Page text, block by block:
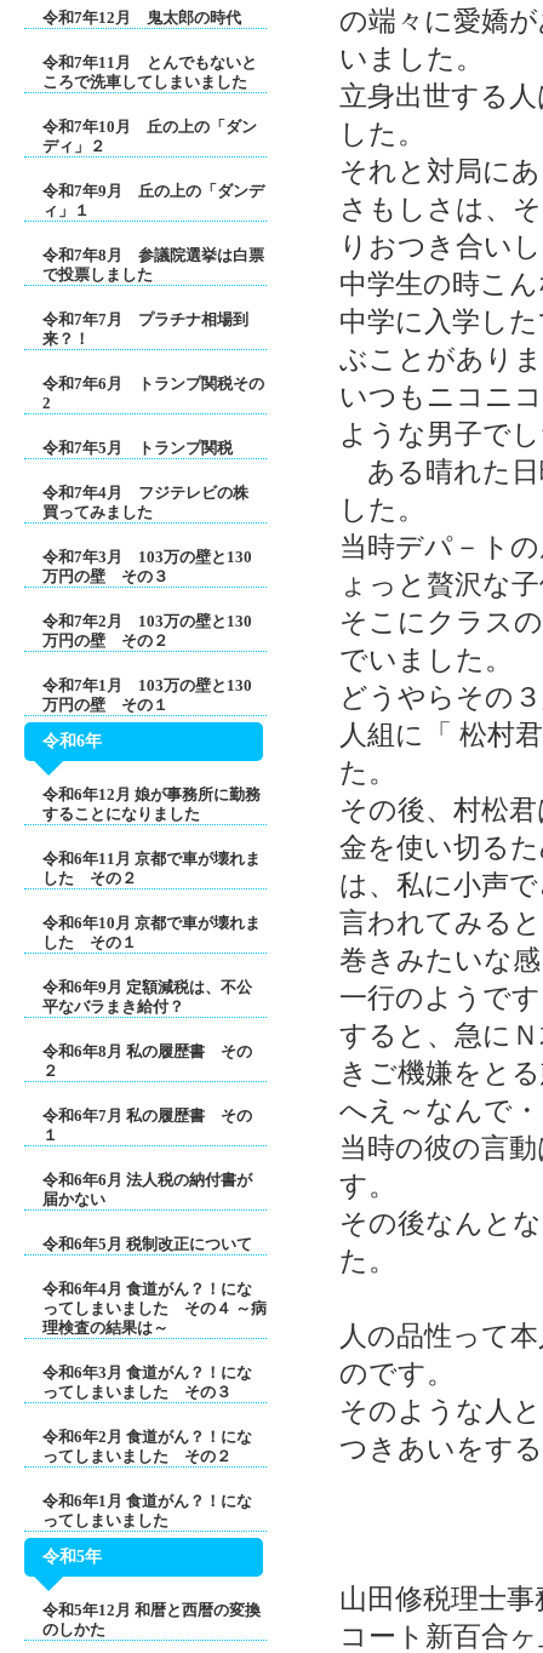
令和7年12月 鬼太郎の時代
令和7年11月 とんでもないと
ころで洗車してしまいました
令和7年10月 丘の上の「ダン
ディ」２
令和7年9月 丘の上の「ダンデ
ィ」１
令和7年8月 参議院選挙は白票
で投票しました
令和7年7月 プラチナ相場到
来？！
令和7年6月 トランプ関税その
2
令和7年5月 トランプ関税
令和7年4月 フジテレビの株
買ってみました
令和7年3月 103万の壁と130
万円の壁 その３
令和7年2月 103万の壁と130
万円の壁 その２
令和7年1月 103万の壁と130
万円の壁 その１
令和6年
令和6年12月 娘が事務所に勤務
することになりました
令和6年11月 京都で車が壊れま
した その２
令和6年10月 京都で車が壊れま
した その１
令和6年9月 定額減税は、不公
平なバラまき給付？
令和6年8月 私の履歴書 その
２
令和6年7月 私の履歴書 その
１
令和6年6月 法人税の納付書が
届かない
令和6年5月 税制改正について
令和6年4月 食道がん？！にな
ってしまいました その４ ～病
理検査の結果は～
令和6年3月 食道がん？！にな
ってしまいました その３
令和6年2月 食道がん？！にな
ってしまいました その２
令和6年1月 食道がん？！にな
ってしまいました
令和5年
令和5年12月 和暦と西暦の変換
のしかた
の端々に愛嬌
いました。
立身出世する
した。
それと対局に
さもしさは、
りおつき合い
中学生の時こ
中学に入学し
ぶことがあり
いつもニコニ
ような男子で
ある晴れた日
した。
当時デパ－ト
ょっと贅沢な
そこにクラス
でいました。
どうやらその
人組に「 松村
た。
その後、村松
金を使い切る
は、私に小声
言われてみる
巻きみたいな
一行のようで
すると、急に
きご機嫌をと
へえ～なんで
当時の彼の言
す。
その後なんと
た。
人の品性って
のです。
そのような人
つきあいをす
山田修税理士
コート新百合